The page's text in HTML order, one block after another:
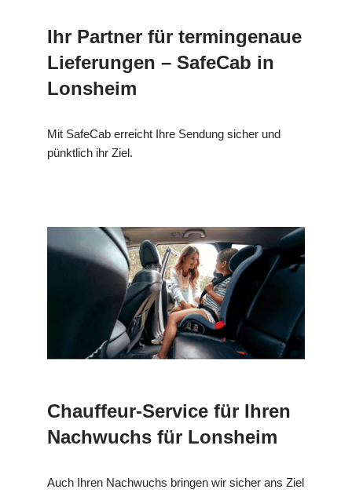
Ihr Partner für termingenaue
Lieferungen – SafeCab in
Lonsheim
Mit SafeCab erreicht Ihre Sendung sicher und
pünktlich ihr Ziel.
Chauffeur-Service für Ihren
Nachwuchs für Lonsheim
Auch Ihren Nachwuchs bringen wir sicher ans Ziel